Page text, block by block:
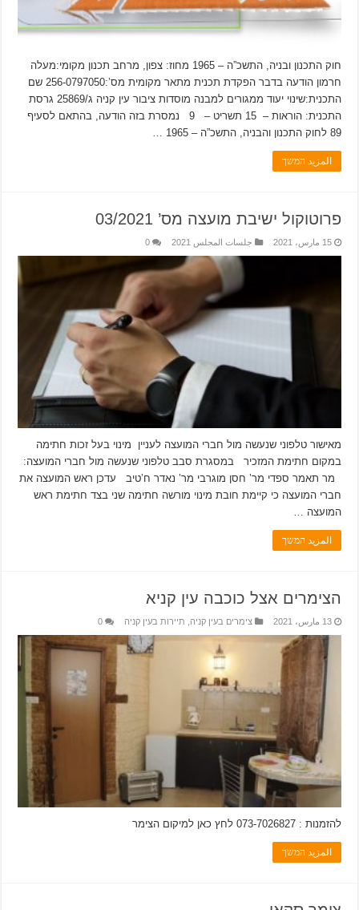
חוק התכנון ובניה, התשכ”ה – 1965 מחוז: צפון, מרחב תכנון מקומי:מעלה
חרמון הודעה בדבר הפקדת תכנית מתאר מקומית מס’:256-0797050 שם
התכנית:שינוי יעוד ממגורים למבנה מוסדות ציבור עין קניה ג/25869 גרסת
התכנית: הוראות – 15 תשריט – 9 נמסרת בזה הודעה, בהתאם לסעיף
89 לחוק התכנון והבניה, התשכ”ה – 1965 …
المزيد המשך
פרוטוקול ישיבת מועצה מס’ 03/2021
15 مارس، 2021 جلسات المجلس 2021 0
מאישור טלפוני שנעשה מול חברי המועצה לעניין מינוי בעל זכות חתימה
במקום חתימת המזכיר במסגרת סבב טלפוני שנעשה מול חברי המועצה:
מר תאמר ספדי מר’ חסן מוגרבי מר’ נאדר ח’טיב עדכן ראש המועצה את
חברי המועצה כי קיימת חובת מינוי מורשה חתימה שני בצד חתימת ראש
המועצה …
المزيد המשך
הצימרים אצל כוכבה עין קניא
13 مارس، 2021 צימרים בעין קניה תיירות בעין קניה 0
להזמנות : 073-7026827 לחץ כאן למיקום הצימר
المزيد המשך